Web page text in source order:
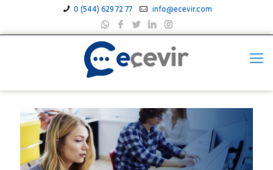
0 (544) 629 72 77 info@ecevir.com